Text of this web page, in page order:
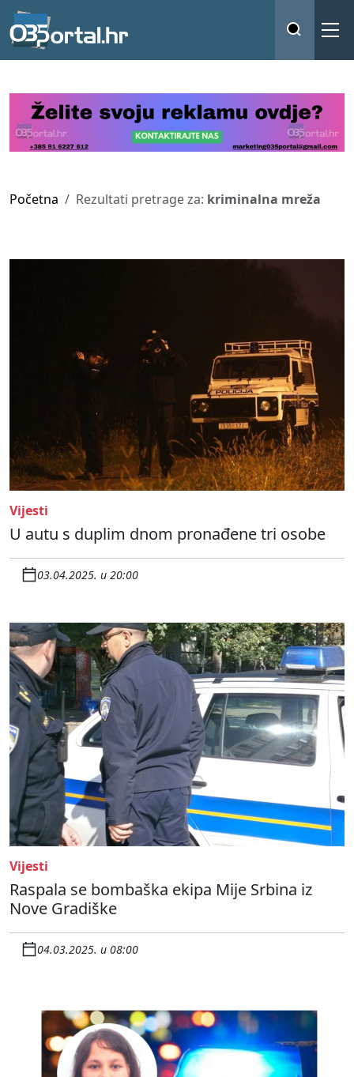
Početna Rezultati pretrage za: kriminalna mreža
Vijesti
U autu s duplim dnom pronađene tri osobe
03.04.2025. u 20:00
Vijesti
Raspala se bombaška ekipa Mije Srbina iz
Nove Gradiške
04.03.2025. u 08:00